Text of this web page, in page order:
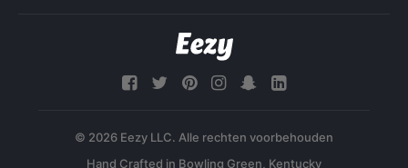
© 2026 Eezy LLC. Alle rechten voorbehouden